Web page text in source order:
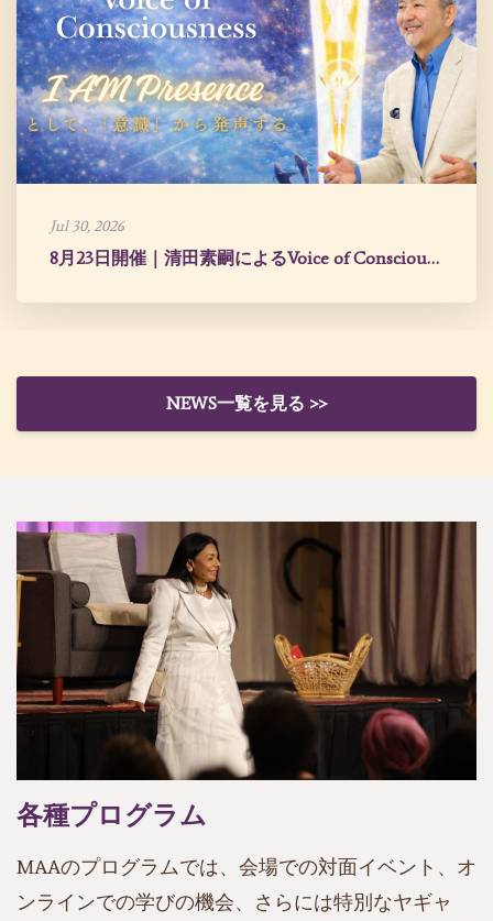
Jul 30, 2026
8月23日開催｜清田素嗣によるVoice of Consciousness
NEWS一覧を見る >>
各種プログラム
MAAのプログラムでは、会場での対面イベント、オ
ンラインでの学びの機会、さらには特別なヤギャ